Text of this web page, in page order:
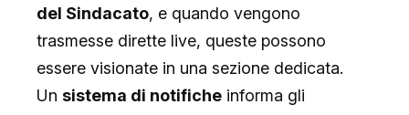
del Sindacato, e quando vengono
trasmesse dirette live, queste possono
essere visionate in una sezione dedicata.
Un sistema di notifiche informa gli